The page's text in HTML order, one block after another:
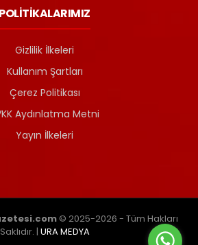
POLİTİKALARIMIZ
Gizlilik İlkeleri
Kullanım Şartları
Çerez Politikası
Aydınlatma Metni
Yayın İlkeleri
© 2025-2026 - Tüm Hakları
Saklıdır. | URA MEDYA